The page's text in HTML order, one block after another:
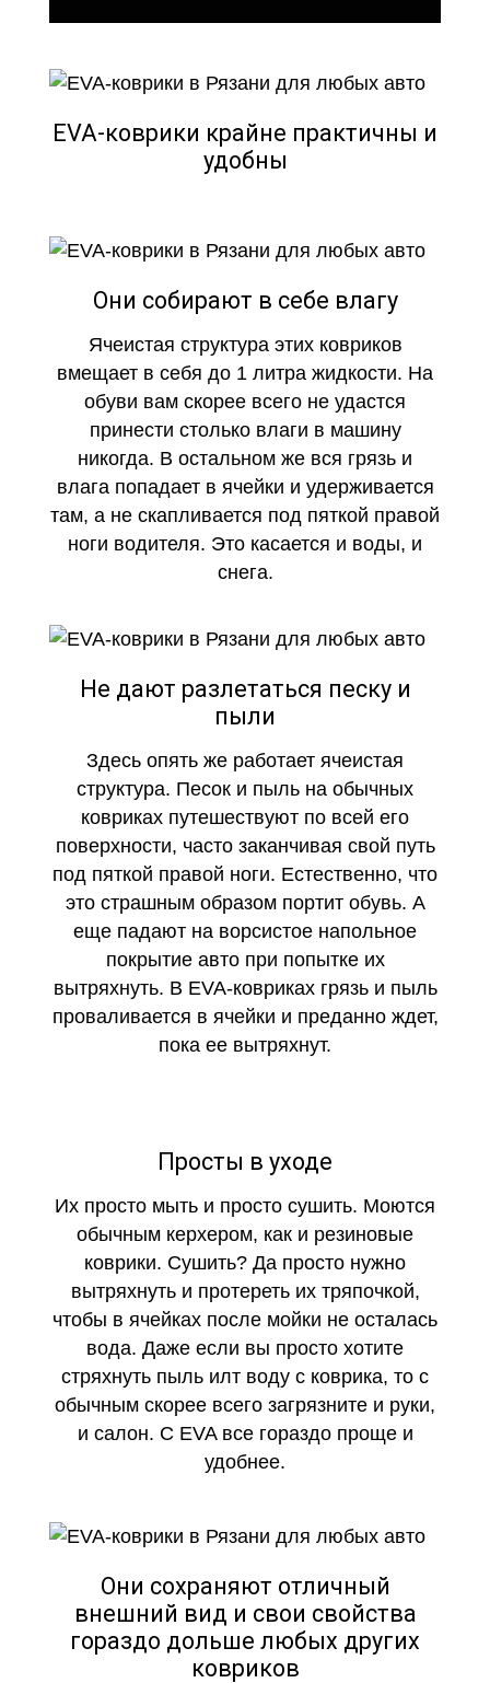
EVA-коврики крайне практичны и
удобны
Они собирают в себе влагу
Ячеистая структура этих ковриков
вмещает в себя до 1 литра жидкости. На
обуви вам скорее всего не удастся
принести столько влаги в машину
никогда. В остальном же вся грязь и
влага попадает в ячейки и удерживается
там, а не скапливается под пяткой правой
ноги водителя. Это касается и воды, и
снега.
Не дают разлетаться песку и
пыли
Здесь опять же работает ячеистая
структура. Песок и пыль на обычных
ковриках путешествуют по всей его
поверхности, часто заканчивая свой путь
под пяткой правой ноги. Естественно, что
это страшным образом портит обувь. А
еще падают на ворсистое напольное
покрытие авто при попытке их
вытряхнуть. В EVA-ковриках грязь и пыль
проваливается в ячейки и преданно ждет,
пока ее вытряхнут.
Просты в уходе
Их просто мыть и просто сушить. Моются
обычным керхером, как и резиновые
коврики. Сушить? Да просто нужно
вытряхнуть и протереть их тряпочкой,
чтобы в ячейках после мойки не осталась
вода. Даже если вы просто хотите
стряхнуть пыль илт воду с коврика, то с
обычным скорее всего загрязните и руки,
и салон. С EVA все гораздо проще и
удобнее.
Они сохраняют отличный
внешний вид и свои свойства
гораздо дольше любых других
ковриков